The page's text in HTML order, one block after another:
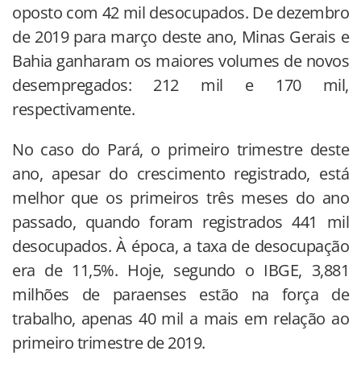
oposto com 42 mil desocupados. De dezembro
de 2019 para março deste ano, Minas Gerais e
Bahia ganharam os maiores volumes de novos
desempregados: 212 mil e 170 mil,
respectivamente.
No caso do Pará, o primeiro trimestre deste
ano, apesar do crescimento registrado, está
melhor que os primeiros três meses do ano
passado, quando foram registrados 441 mil
desocupados. À época, a taxa de desocupação
era de 11,5%. Hoje, segundo o IBGE, 3,881
milhões de paraenses estão na força de
trabalho, apenas 40 mil a mais em relação ao
primeiro trimestre de 2019.